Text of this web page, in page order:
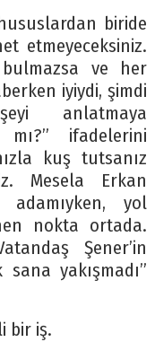
biride
etmeyeceksiniz.
bulmazsa ve her
iyiydi, şimdi
anlatmaya
mı?” ifadelerini
kuş tutsanız
Mesela Erkan
yol
nokta ortada.
Şener’in
yakışmadı”
bir iş.